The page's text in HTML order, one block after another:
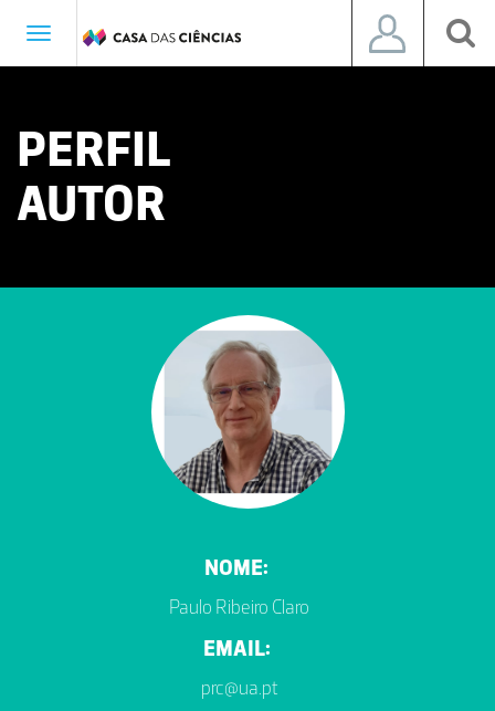
Toggle
PERFIL
AUTOR
NOME:
Paulo Ribeiro Claro
EMAIL:
prc@ua.pt